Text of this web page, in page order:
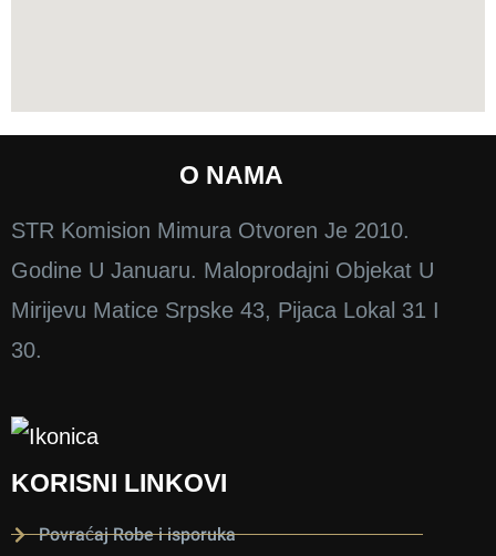
O NAMA
STR Komision Mimura Otvoren Je 2010.
Godine U Januaru. Maloprodajni Objekat U
Mirijevu Matice Srpske 43, Pijaca Lokal 31 I
30.
KORISNI LINKOVI
Povraćaj Robe i isporuka